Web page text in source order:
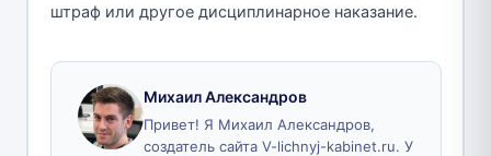
штраф или другое дисциплинарное наказание.
Михаил Александров
Привет! Я Михаил Александров,
создатель сайта V-lichnyj-kabinet.ru. У